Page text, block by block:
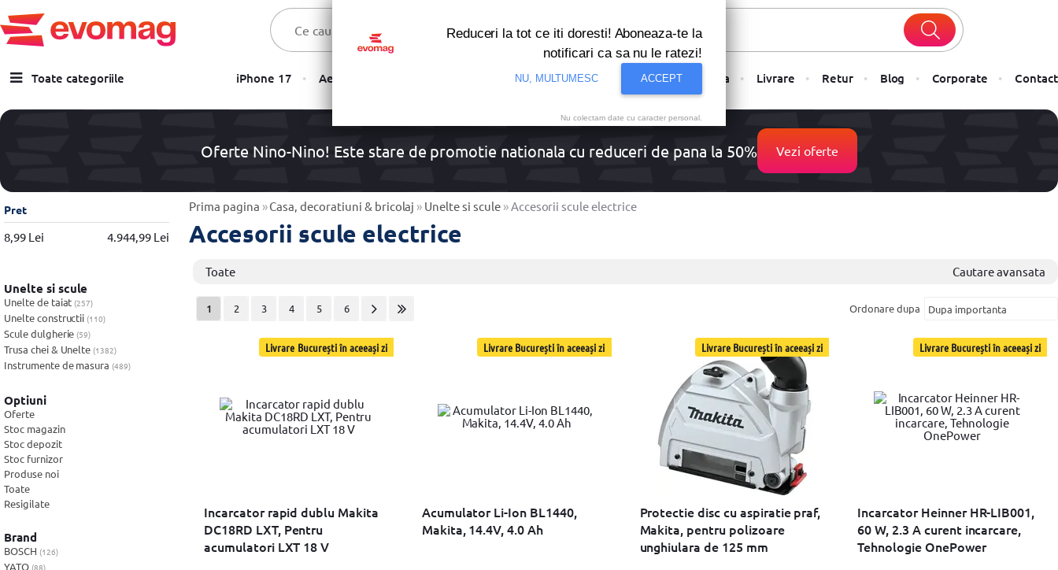
Toate categoriile
Laptopuri
Calculatoare - Sisteme PC
Electrocasnice
Imprimante
Foto & Video
Software
Retelistica
Ingrijire personala
Casa, Decoratiuni & Bricolaj
iPhone 17 Aer Conditionat Oferte Resigilate Solutii de Plata Livrare Retur Blog Corporate Contact
Oferte Nino-Nino! Este stare de promotie nationala cu reduceri de pana la 50% Vezi oferte
Prima pagina »Casa, decoratiuni & bricolaj » Unelte si scule »Accesorii scule electrice
Accesorii scule electrice
Pret
8,99 Lei 4.944,99 Lei
Unelte si scule
Unelte de taiat (257)
Unelte constructii (110)
Scule dulgherie (59)
Trusa chei & Unelte (1382)
Instrumente de masura (489)
Polizor unghiular
Scule electrice
Accesorii Masina de gaurit
Masina de gaurit si insurubat
Fierastrau pendular
Fierastrau circular
Fierastrau sabie
Slefuitor electric
Rindea electrica
Suflanta aer cald
Optiuni
Oferte
Stoc magazin
Stoc depozit
Stoc furnizor
Produse noi
Toate
Resigilate
Brand
BOSCH (126)
YATO (88)
Toate Cautare avansata
1 2 3 4 5 6 Ordonare dupa
Livrare București în aceeași zi
Incarcator rapid dublu Makita
DC18RD LXT, Pentru
acumulatori LXT 18 V
Livrare București în aceeași zi
Acumulator Li-Ion BL1440,
Makita, 14.4V, 4.0 Ah
Livrare București în aceeași zi
Protectie disc cu aspiratie praf,
Makita, pentru polizoare
unghiulara de 125 mm
Livrare București în aceeași zi
Incarcator Heinner HR-LIB001,
60 W, 2.3 A curent incarcare,
Tehnologie OnePower
Reduceri la tot ce iti doresti! Aboneaza-te la
notificari ca sa nu le ratezi!
NU, MULTUMESC ACCEPT
Nu colectam date cu caracter personal.